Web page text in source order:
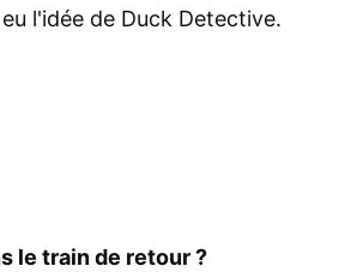
l'idée de Duck Detective.
le train de retour ?